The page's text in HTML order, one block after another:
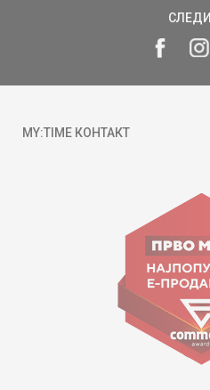
MY:TIME КОНТАКТ
ул. Гоце
Работно
09:00 до